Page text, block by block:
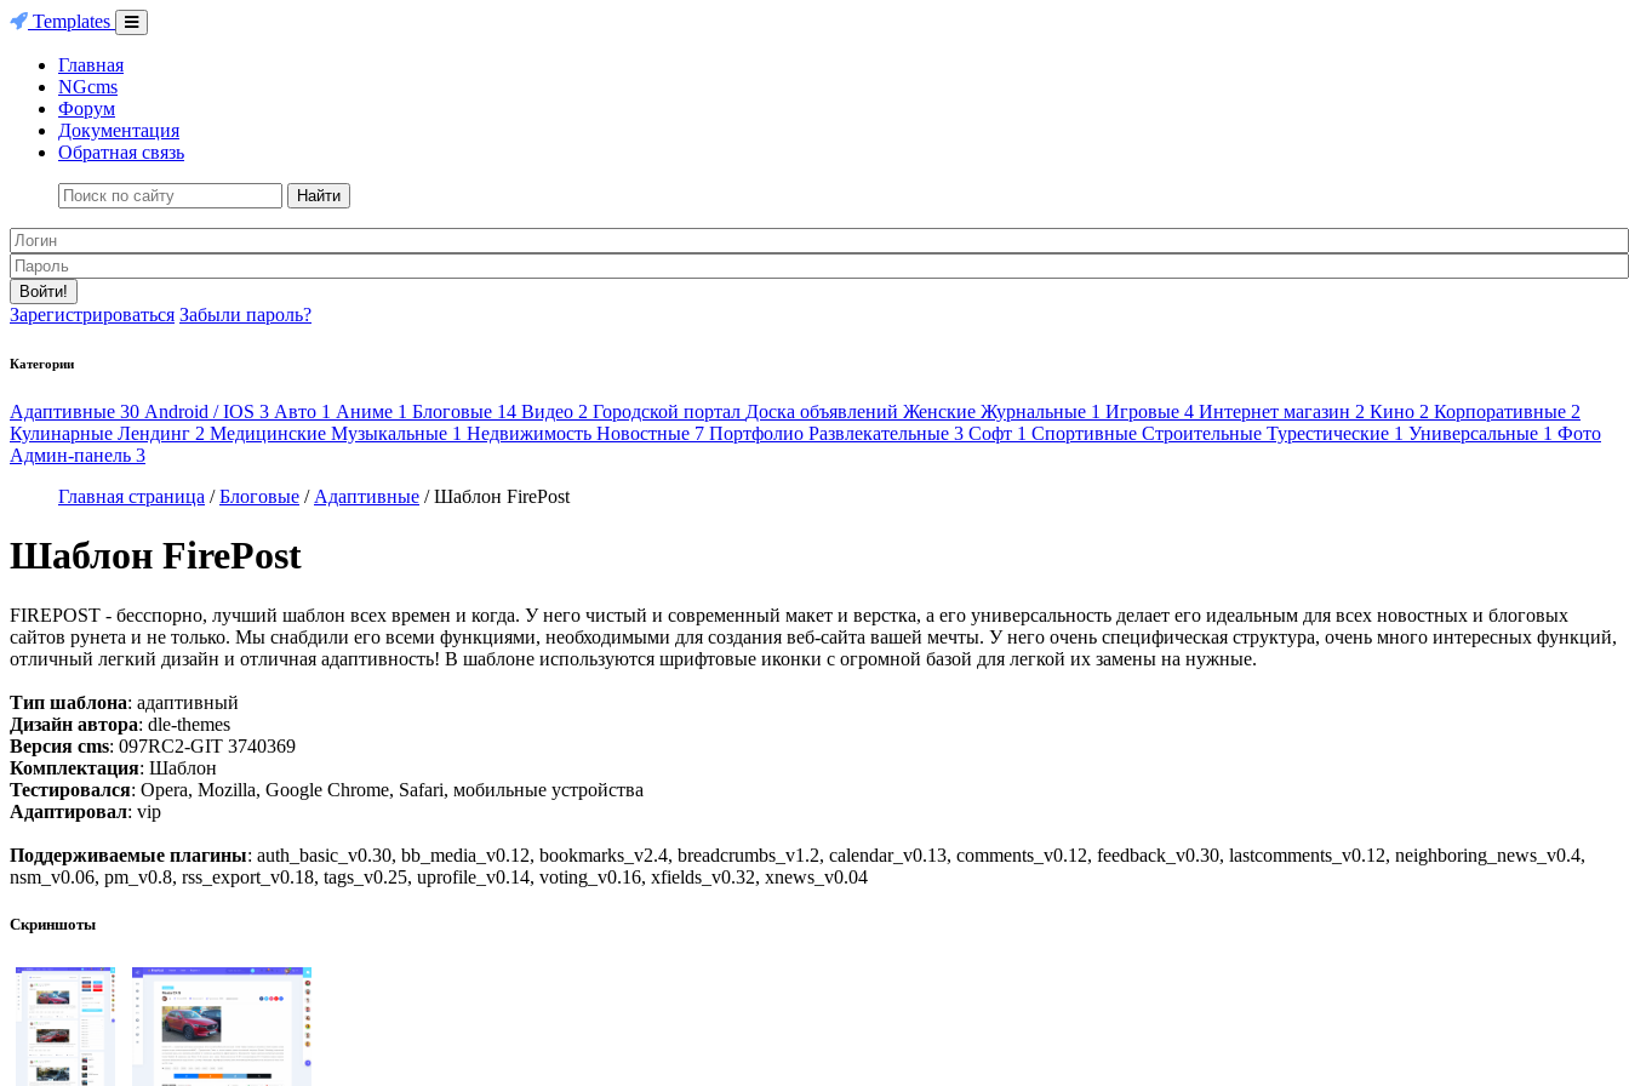
Templates
Главная
NGcms
Форум
Документация
Обратная связь
Найти
Войти!
Зарегистрироваться Забыли пароль?
Категории
Адаптивные 30 Android / IOS 3 Авто 1 Аниме 1 Блоговые 14 Видео 2 Городской портал Доска объявлений Женские Журнальные 1 Игровые 4 Интернет магазин 2 Кино 2 Корпоративные 2
Кулинарные Лендинг 2 Медицинские Музыкальные 1 Недвижимость Новостные 7 Портфолио Развлекательные 3 Софт 1 Спортивные Строительные Турестические 1 Универсальные 1 Фото
Админ-панель 3
Главная страница /Блоговые / Адаптивные / Шаблон FirePost
Шаблон FirePost
FIREPOST - бесспорно, лучший шаблон всех времен и когда. У него чистый и современный макет и верстка, а его универсальность делает его идеальным для всех новостных и блоговых
сайтов рунета и не только. Мы снабдили его всеми функциями, необходимыми для создания веб-сайта вашей мечты. У него очень специфическая структура, очень много интересных функций,
отличный легкий дизайн и отличная адаптивность! В шаблоне используются шрифтовые иконки с огромной базой для легкой их замены на нужные.
Тип шаблона: адаптивный
Дизайн автора: dle-themes
Версия cms: 097RC2-GIT 3740369
Комплектация: Шаблон
Тестировался: Opera, Mozilla, Google Chrome, Safari, мобильные устройства
Адаптировал: vip
Поддерживаемые плагины: auth_basic_v0.30, bb_media_v0.12, bookmarks_v2.4, breadcrumbs_v1.2, calendar_v0.13, comments_v0.12, feedback_v0.30, lastcomments_v0.12, neighboring_news_v0.4,
nsm_v0.06, pm_v0.8, rss_export_v0.18, tags_v0.25, uprofile_v0.14, voting_v0.16, xfields_v0.32, xnews_v0.04
Скриншоты